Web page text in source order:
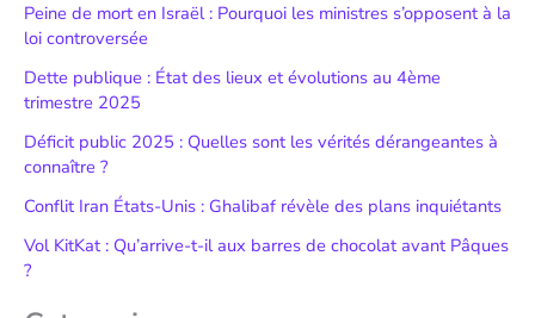
Peine de mort en Israël : Pourquoi les ministres s’opposent à la
loi controversée
Dette publique : État des lieux et évolutions au 4ème
trimestre 2025
Déficit public 2025 : Quelles sont les vérités dérangeantes à
connaître ?
Conflit Iran États-Unis : Ghalibaf révèle des plans inquiétants
Vol KitKat : Qu’arrive-t-il aux barres de chocolat avant Pâques
?